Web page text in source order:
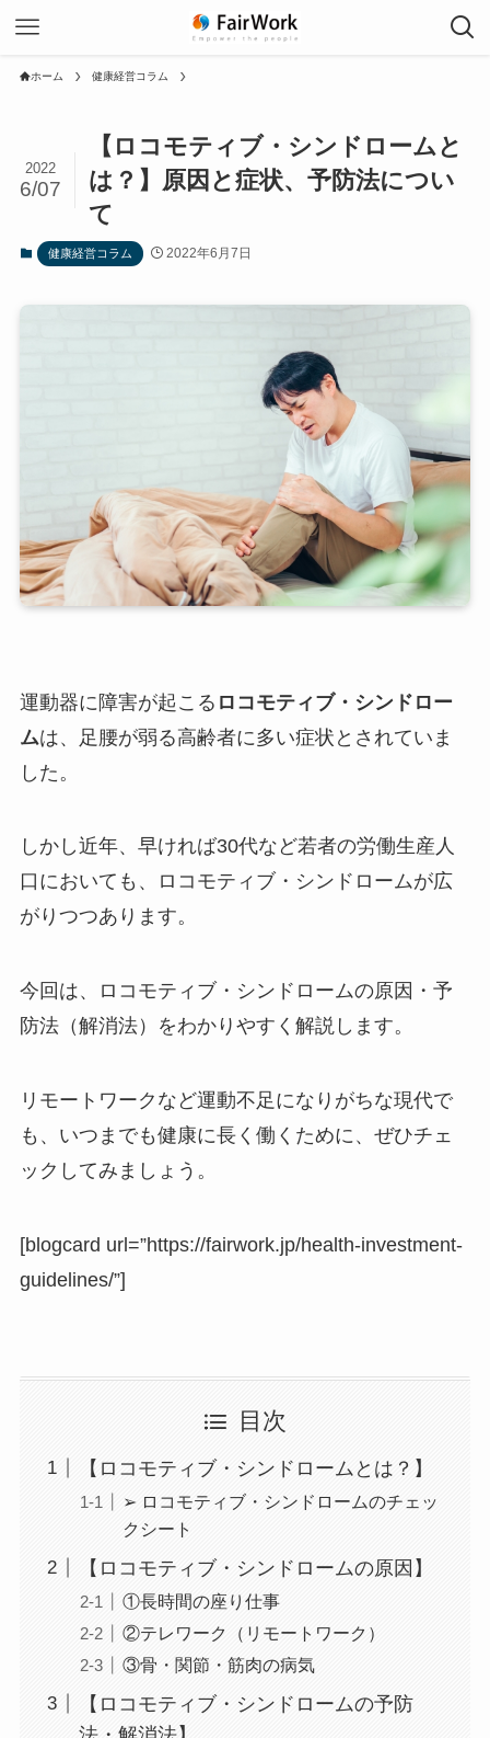
ホーム 健康経営コラム
【ロコモティブ・シンドロームと
は？】原因と症状、予防法につい
て
2022
6/07
健康経営コラム 2022年6月7日
運動器に障害が起こる ロコモティブ・シンドロー
ムは、足腰が弱る高齢者に多い症状とされていま
した。
しかし近年、早ければ30代など若者の労働生産人
口においても、ロコモティブ・シンドロームが広
がりつつあります。
今回は、ロコモティブ・シンドロームの原因・予
防法（解消法）をわかりやすく解説します。
リモートワークなど運動不足になりがちな現代で
も、いつまでも健康に長く働くために、ぜひチェ
ックしてみましょう。
[blogcard url=”https://fairwork.jp/health-investment-
guidelines/”]
目次
【ロコモティブ・シンドロームとは？】
➢ ロコモティブ・シンドロームのチェッ
クシート
【ロコモティブ・シンドロームの原因】
①長時間の座り仕事
②テレワーク（リモートワーク）
③骨・関節・筋肉の病気
【ロコモティブ・シンドロームの予防